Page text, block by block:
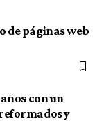
de páginas web
con un
y